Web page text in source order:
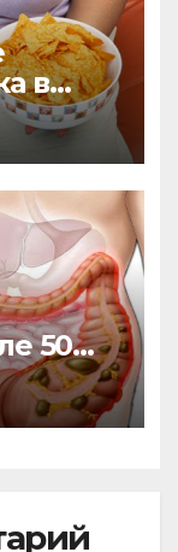
в
дело!
50
на